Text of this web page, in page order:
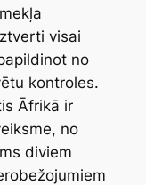
visai
no
kontroles.
Āfrikā ir
no
diviem